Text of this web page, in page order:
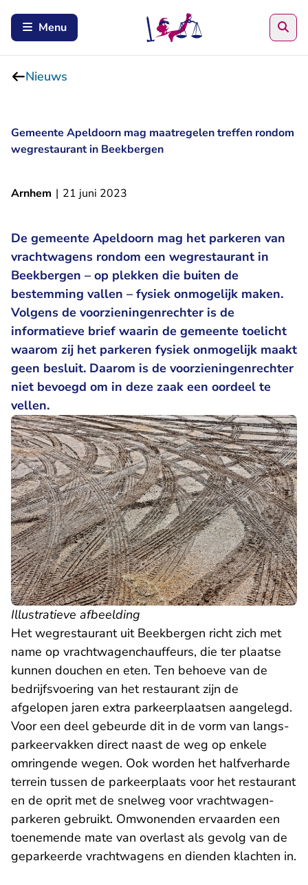
Menu
Nieuws
Gemeente Apeldoorn mag maatregelen treffen rondom
wegrestaurant in Beekbergen
Arnhem | 21 juni 2023
De gemeente Apeldoorn mag het parkeren van
vrachtwagens rondom een wegrestaurant in
Beekbergen – op plekken die buiten de
bestemming vallen – fysiek onmogelijk maken.
Volgens de voorzieningenrechter is de
informatieve brief waarin de gemeente toelicht
waarom zij het parkeren fysiek onmogelijk maakt
geen besluit. Daarom is de voorzieningenrechter
niet bevoegd om in deze zaak een oordeel te
vellen.
Illustratieve afbeelding
Het wegrestaurant uit Beekbergen richt zich met
name op vrachtwagenchauffeurs, die ter plaatse
kunnen douchen en eten. Ten behoeve van de
bedrijfsvoering van het restaurant zijn de
afgelopen jaren extra parkeerplaatsen aangelegd.
Voor een deel gebeurde dit in de vorm van langs-
parkeervakken direct naast de weg op enkele
omringende wegen. Ook worden het halfverharde
terrein tussen de parkeerplaats voor het restaurant
en de oprit met de snelweg voor vrachtwagen-
parkeren gebruikt. Omwonenden ervaarden een
toenemende mate van overlast als gevolg van de
geparkeerde vrachtwagens en dienden klachten in.